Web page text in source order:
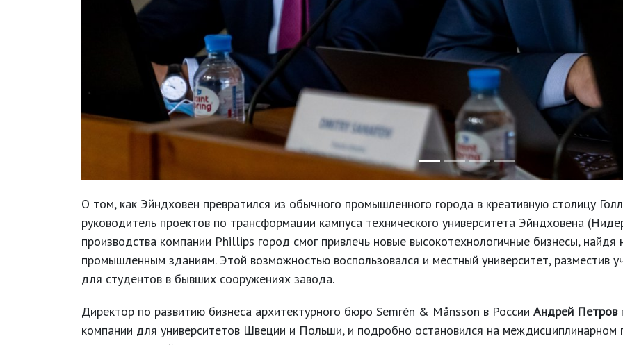
О том, как Эйндховен превратился из обычного промышленного города в креативную столицу
руководитель проектов по трансформации кампуса технического университета Эйндховена
производства компании Phillips город смог привлечь новые высокотехнологичные бизнесы,
промышленным зданиям. Этой возможностью воспользовался и местный университет, разместив
для студентов в бывших сооружениях завода.
Директор по развитию бизнеса архитектурного бюро Semrén & Månsson в России Андрей Петров
компании для университетов Швеции и Польши, и подробно остановился на